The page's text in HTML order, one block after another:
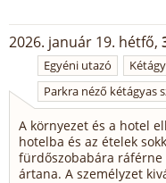
2026. január 19. hétfő,
Egyéni utazó
Parkra néző kétágyas
A környezet és a hotel
hotelba és az ételek
fürdőszobabára ráférne
ártana. A személyzet